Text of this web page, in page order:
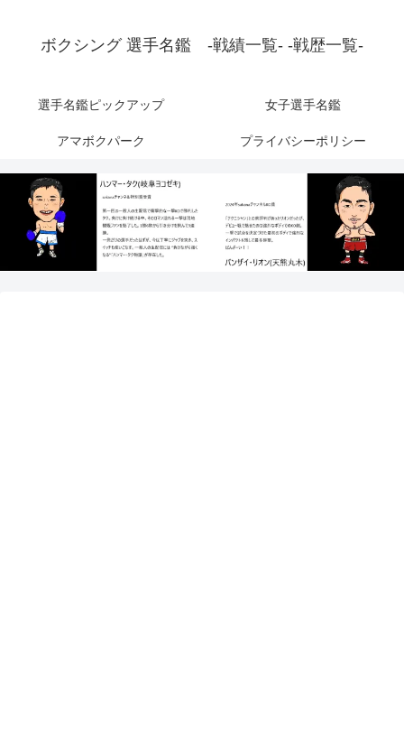
ボクシング 選手名鑑 -戦績一覧- -戦歴一覧-
選手名鑑ピックアップ 女子選手名鑑
アマボクパーク プライバシーポリシー